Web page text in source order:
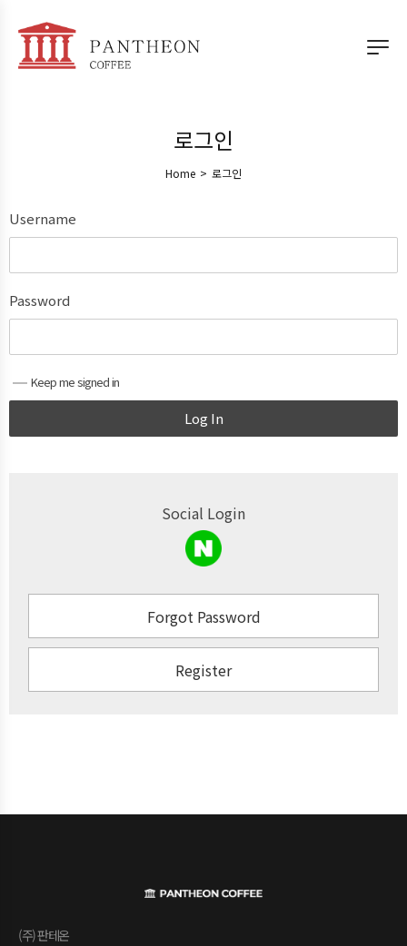
로그인
Home > 로그인
Username
Password
Keep me signed in
Log In
Social Login
Forgot Password
Register
(주) 판테온